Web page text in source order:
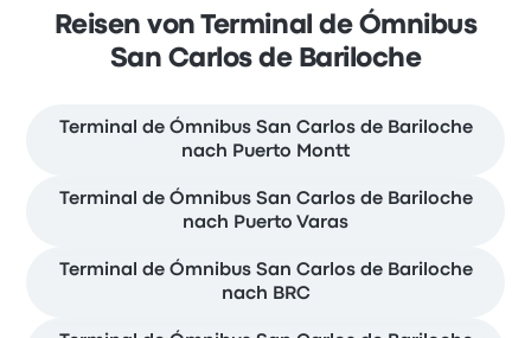
Reisen von Terminal de Ómnibus
San Carlos de Bariloche
Terminal de Ómnibus San Carlos de Bariloche
nach Puerto Montt
Terminal de Ómnibus San Carlos de Bariloche
nach Puerto Varas
Terminal de Ómnibus San Carlos de Bariloche
nach BRC